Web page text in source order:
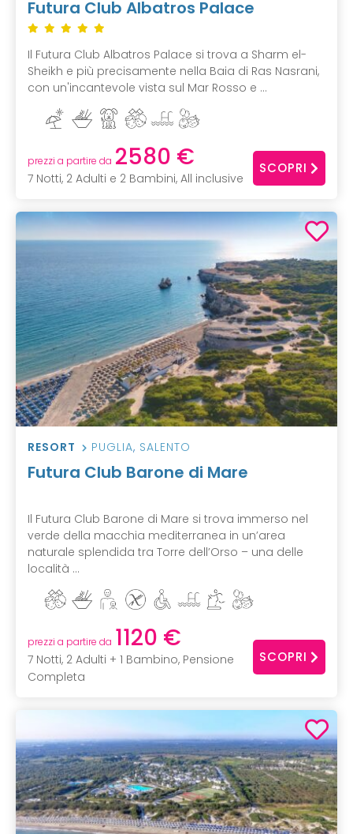
Futura Club Albatros Palace
Il Futura Club Albatros Palace si trova a Sharm el-
Sheikh e più precisamente nella Baia di Ras Nasrani,
con un'incantevole vista sul Mar Rosso e ...
prezzi a partire da 2580 €
7 Notti, 2 Adulti e 2 Bambini, All inclusive
SCOPRI
RESORT PUGLIA, SALENTO
Futura Club Barone di Mare
Il Futura Club Barone di Mare si trova immerso nel
verde della macchia mediterranea in un’area
naturale splendida tra Torre dell’Orso – una delle
località ...
prezzi a partire da 1120 €
7 Notti, 2 Adulti + 1 Bambino, Pensione
Completa
SCOPRI